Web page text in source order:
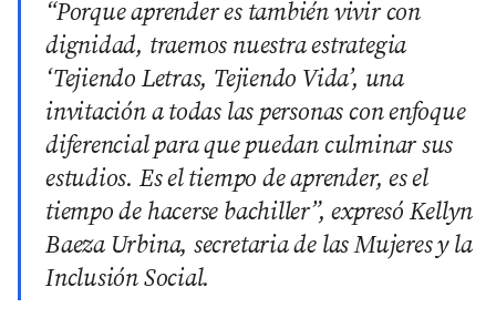
“Porque aprender es también vivir con
dignidad, traemos nuestra estrategia
‘Tejiendo Letras, Tejiendo Vida’, una
invitación a todas las personas con enfoque
diferencial para que puedan culminar sus
estudios. Es el tiempo de aprender, es el
tiempo de hacerse bachiller”, expresó Kellyn
Baeza Urbina, secretaria de las Mujeres y la
Inclusión Social.